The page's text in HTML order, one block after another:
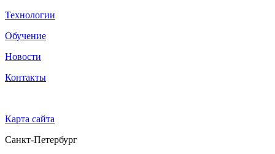
Технологии
Обучение
Новости
Контакты
Карта сайта
Санкт-Петербург